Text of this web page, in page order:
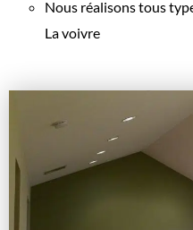
Nous réalisons tous
La voivre